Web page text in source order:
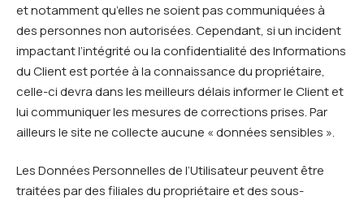
et notamment qu’elles ne soient pas communiquées à
des personnes non autorisées. Cependant, si un incident
impactant l’intégrité ou la confidentialité des Informations
du Client est portée à la connaissance du propriétaire,
celle-ci devra dans les meilleurs délais informer le Client et
lui communiquer les mesures de corrections prises. Par
ailleurs le site ne collecte aucune « données sensibles ».
Les Données Personnelles de l’Utilisateur peuvent être
traitées par des filiales du propriétaire et des sous-